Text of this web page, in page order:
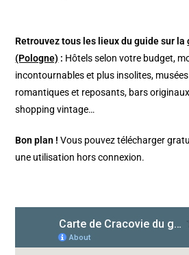
Retrouvez tous les lieux du guide sur la
(Pologne) : Hôtels selon votre budget,
incontournables et plus insolites,
romantiques et reposants, bars
shopping vintage…
Bon plan ! Vous pouvez télécharger
une utilisation hors connexion.